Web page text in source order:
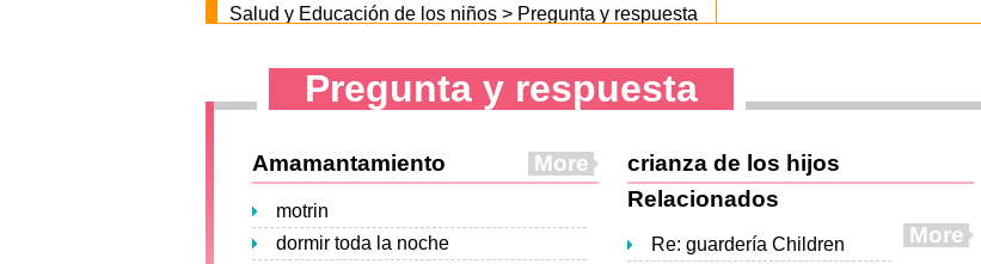
Salud y Educación de los niños > Pregunta y respuesta
Pregunta y respuesta
Amamantamiento More
motrin
dormir toda la noche
crianza de los hijos
Relacionados
More
Re: guardería Children